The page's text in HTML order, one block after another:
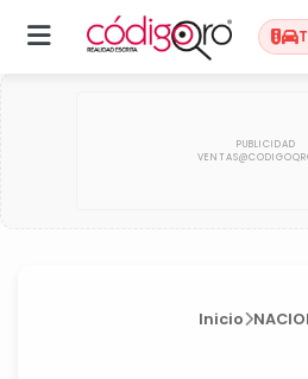
Inicio